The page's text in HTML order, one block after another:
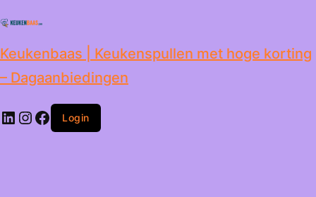
inhoud
Keukenbaas | Keukenspullen met hoge korting
– Dagaanbiedingen
Login